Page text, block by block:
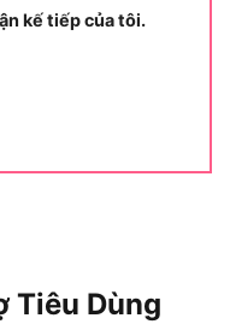
thế) và lực siết
công việc thi
Ba thuộc tính này
kế tiếp của tôi.
Tiêu Dùng